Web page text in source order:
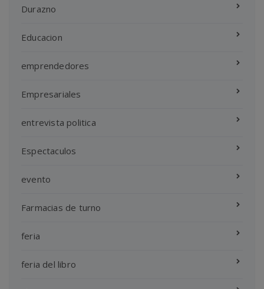
Durazno
Educacion
emprendedores
Empresariales
entrevista politica
Espectaculos
evento
Farmacias de turno
feria
feria del libro